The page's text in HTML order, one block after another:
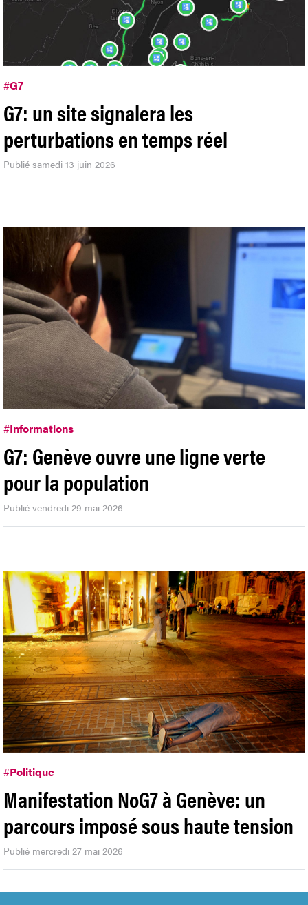
#G7
G7: un site signalera les
perturbations en temps réel
Publié samedi 13 juin 2026
#Informations
G7: Genève ouvre une ligne verte
pour la population
Publié vendredi 29 mai 2026
#Politique
Manifestation NoG7 à Genève: un
parcours imposé sous haute tension
Publié mercredi 27 mai 2026